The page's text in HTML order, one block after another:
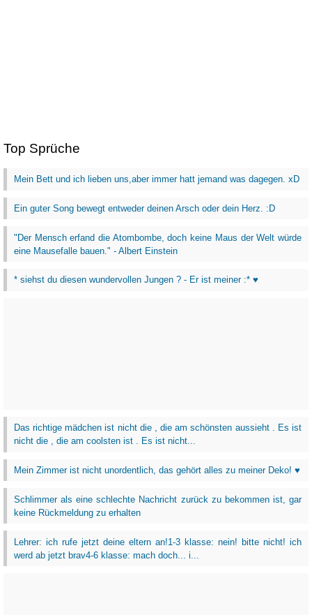
Top Sprüche
Mein Bett und ich lieben uns,aber immer hatt jemand was dagegen. xD
Ein guter Song bewegt entweder deinen Arsch oder dein Herz. :D
"Der Mensch erfand die Atombombe, doch keine Maus der Welt würde
eine Mausefalle bauen." - Albert Einstein
* siehst du diesen wundervollen Jungen ? - Er ist meiner :* ♥
Das richtige mädchen ist nicht die , die am schönsten aussieht . Es ist
nicht die , die am coolsten ist . Es ist nicht...
Mein Zimmer ist nicht unordentlich, das gehört alles zu meiner Deko! ♥
Schlimmer als eine schlechte Nachricht zurück zu bekommen ist, gar
keine Rückmeldung zu erhalten
Lehrer: ich rufe jetzt deine eltern an!1-3 klasse: nein! bitte nicht! ich
werd ab jetzt brav4-6 klasse: mach doch... i...